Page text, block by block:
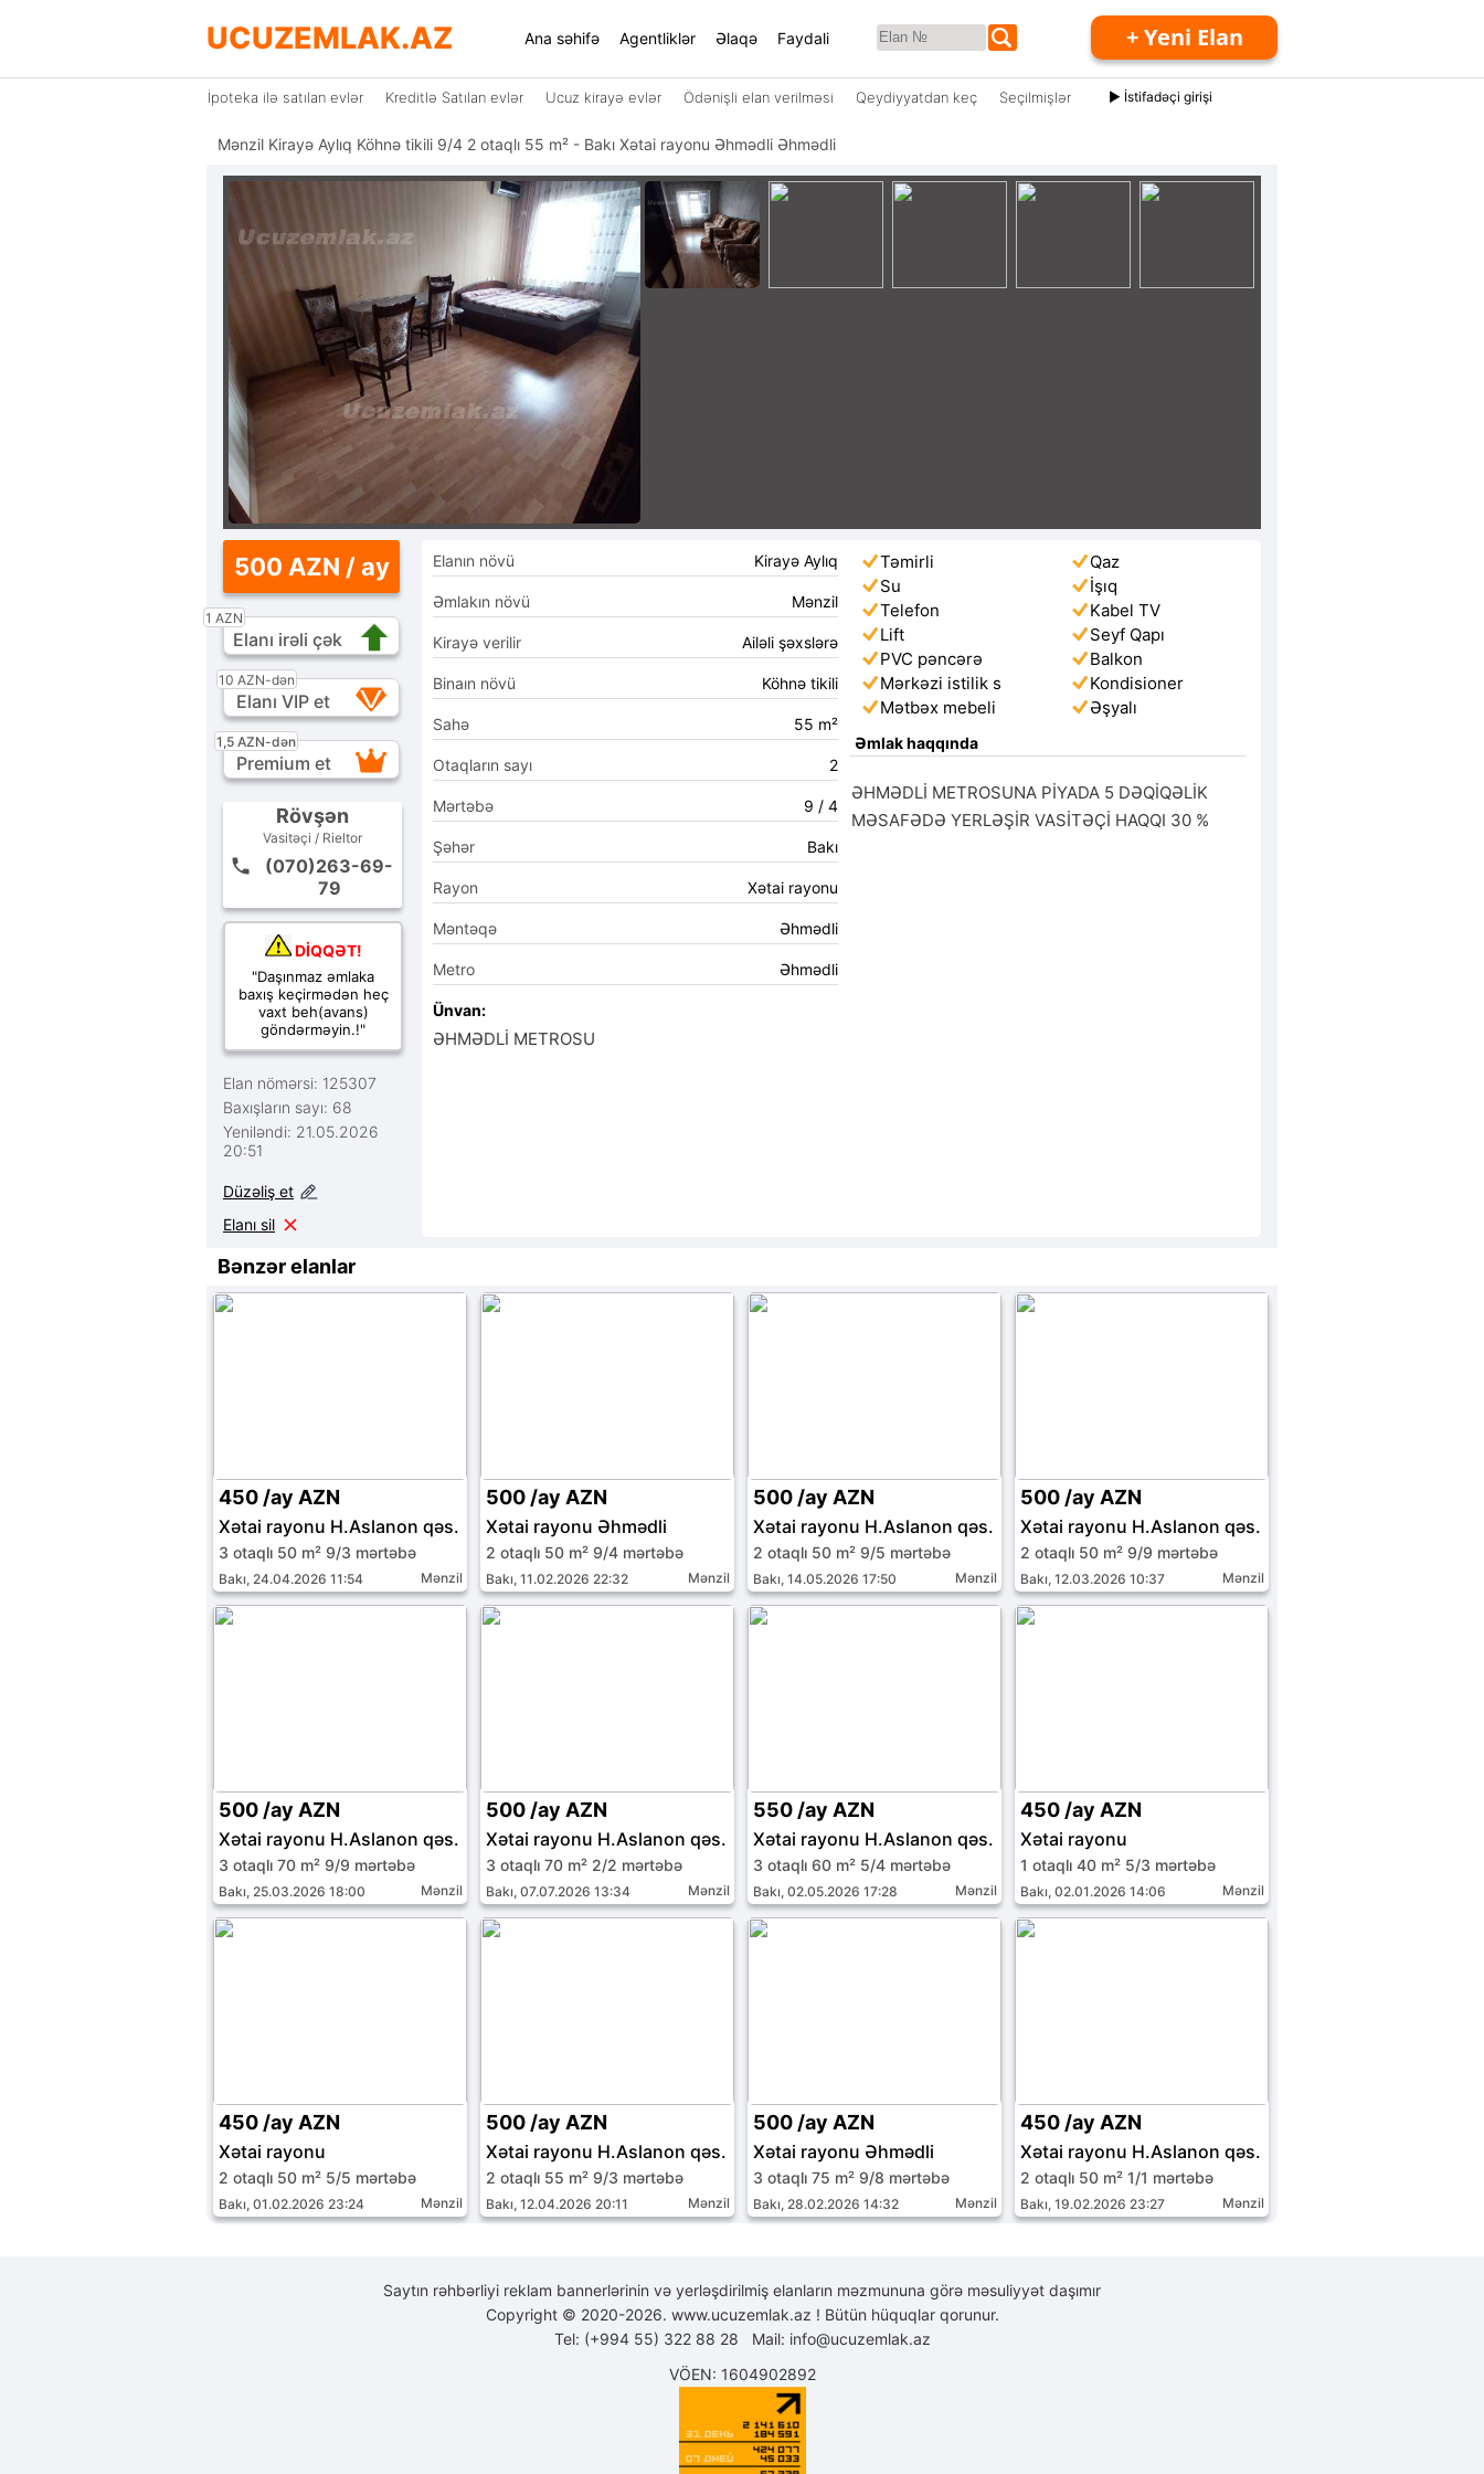
UCUZEMLAK.AZ Ana səhifə Agentliklər Əlaqə Faydali + Yeni Elan
İpoteka ilə satılan evlər Kreditlə Satılan evlər Ucuz kirayə evlər Ödənişli elan verilməsi Qeydiyyatdan keç Seçilmişlər ► İstifadəçi girişi
Mənzil Kirayə Aylıq Köhnə tikili 9/4 2 otaqlı 55 m² - Bakı Xətai rayonu Əhmədli Əhmədli
500 AZN / ay
1 AZN
Elanı irəli çək
10 AZN-dən
Elanı VIP et
1,5 AZN-dən
Premium et
Rövşən
Vasitəçi / Rieltor
(070)263-69-
79
DİQQƏT!
"Daşınmaz əmlaka
baxış keçirmədən heç
vaxt beh(avans)
göndərməyin.!"
Elan nömərsi: 125307
Baxışların sayı: 68
Yeniləndi: 21.05.2026
20:51
Düzəliş et
Elanı sil
Elanın növü Kirayə Aylıq
Əmlakın növü Mənzil
Kirayə verilir Ailəli şəxslərə
Binaın növü Köhnə tikili
Sahə 55 m²
Otaqların sayı 2
Mərtəbə 9 / 4
Şəhər Bakı
Rayon Xətai rayonu
Məntəqə Əhmədli
Metro Əhmədli
Ünvan:
ƏHMƏDLİ METROSU
Təmirli
Qaz
Su
İşıq
Telefon
Kabel TV
Lift
Seyf Qapı
PVC pəncərə
Balkon
Mərkəzi istilik s
Kondisioner
Mətbəx mebeli
Əşyalı
Əmlak haqqında
ƏHMƏDLİ METROSUNA PİYADA 5 DƏQİQƏLİK
MƏSAFƏDƏ YERLƏŞİR VASİTƏÇİ HAQQI 30 %
Bənzər elanlar
450 /ay AZN
Xətai rayonu H.Aslanon qəs.
3 otaqlı 50 m² 9/3 mərtəbə
Bakı, 24.04.2026 11:54 Mənzil
500 /ay AZN
Xətai rayonu Əhmədli
2 otaqlı 50 m² 9/4 mərtəbə
Bakı, 11.02.2026 22:32 Mənzil
500 /ay AZN
Xətai rayonu H.Aslanon qəs.
2 otaqlı 50 m² 9/5 mərtəbə
Bakı, 14.05.2026 17:50 Mənzil
500 /ay AZN
Xətai rayonu H.Aslanon qəs.
2 otaqlı 50 m² 9/9 mərtəbə
Bakı, 12.03.2026 10:37 Mənzil
500 /ay AZN
Xətai rayonu H.Aslanon qəs.
3 otaqlı 70 m² 9/9 mərtəbə
Bakı, 25.03.2026 18:00 Mənzil
500 /ay AZN
Xətai rayonu H.Aslanon qəs.
3 otaqlı 70 m² 2/2 mərtəbə
Bakı, 07.07.2026 13:34 Mənzil
550 /ay AZN
Xətai rayonu H.Aslanon qəs.
3 otaqlı 60 m² 5/4 mərtəbə
Bakı, 02.05.2026 17:28 Mənzil
450 /ay AZN
Xətai rayonu
1 otaqlı 40 m² 5/3 mərtəbə
Bakı, 02.01.2026 14:06 Mənzil
450 /ay AZN
Xətai rayonu
2 otaqlı 50 m² 5/5 mərtəbə
Bakı, 01.02.2026 23:24 Mənzil
500 /ay AZN
Xətai rayonu H.Aslanon qəs.
2 otaqlı 55 m² 9/3 mərtəbə
Bakı, 12.04.2026 20:11 Mənzil
500 /ay AZN
Xətai rayonu Əhmədli
3 otaqlı 75 m² 9/8 mərtəbə
Bakı, 28.02.2026 14:32 Mənzil
450 /ay AZN
Xətai rayonu H.Aslanon qəs.
2 otaqlı 50 m² 1/1 mərtəbə
Bakı, 19.02.2026 23:27 Mənzil
Saytın rəhbərliyi reklam bannerlərinin və yerləşdirilmiş elanların məzmununa görə məsuliyyət daşımır
Copyright © 2020-2026. www.ucuzemlak.az ! Bütün hüquqlar qorunur.
Tel: (+994 55) 322 88 28 Mail: info@ucuzemlak.az
VÖEN: 1604902892